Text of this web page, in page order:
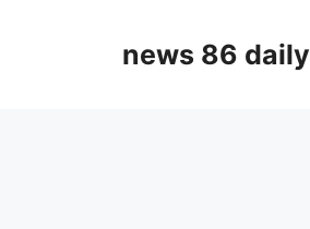
news 86 daily